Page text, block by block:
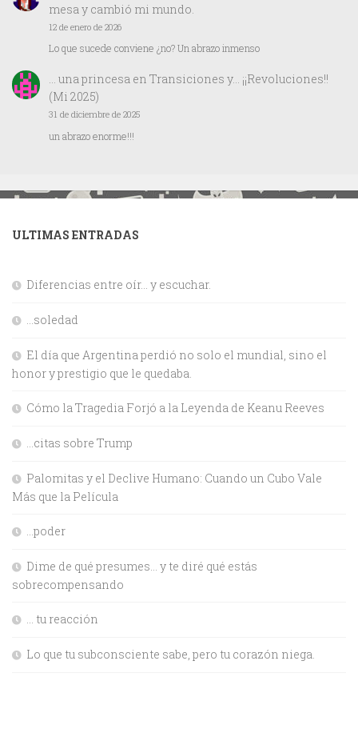
mesa y cambió mi mundo.
12 de enero de 2026
Lo que sucede conviene ¿no? Un abrazo inmenso
… una princesaen Transiciones y… ¡¡Revoluciones!!
(Mi 2025)
31 de diciembre de 2025
un abrazo enorme!!!
ULTIMAS ENTRADAS
Diferencias entre oír… y escuchar.
…soledad
El día que Argentina perdió no solo el mundial, sino el
honor y prestigio que le quedaba.
Cómo la Tragedia Forjó a la Leyenda de Keanu Reeves
…citas sobre Trump
Palomitas y el Declive Humano: Cuando un Cubo Vale
Más que la Película
…poder
Dime de qué presumes… y te diré qué estás
sobrecompensando
… tu reacción
Lo que tu subconsciente sabe, pero tu corazón niega.